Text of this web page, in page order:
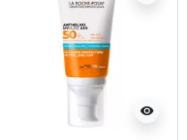
visibility